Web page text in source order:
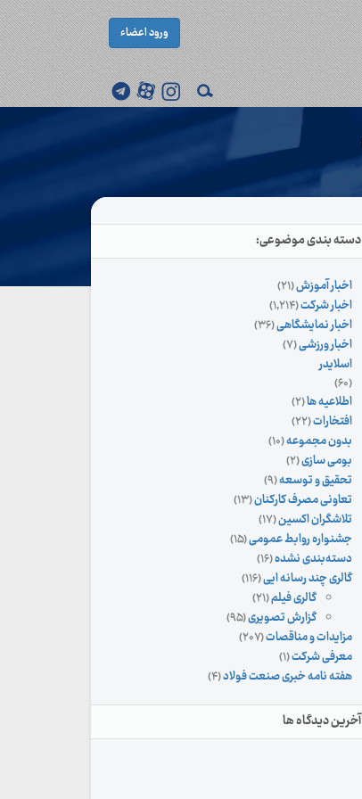
ورود اعضاء
دسته بندی موضوعی:
اخبار آموزش(۲۱)
اخبار شرکت(۱,۲۱۴)
اخبار نمایشگاهی(۳۶)
اخبار ورزشی(۷)
اسلایدر
(۶۰)
اطلاعیه ها(۲)
افتخارات(۲۲)
بدون مجموعه(۱۰)
بومی سازی(۲)
تحقیق و توسعه(۹)
تعاونی مصرف کارکنان(۱۳)
تلاشگران اکسین(۱۷)
جشنواره روابط عمومی(۱۵)
دسته‌بندی نشده(۱۶)
گالری چند رسانه ایی(۱۱۶)
گالری فیلم(۲۱)
گزارش تصویری(۹۵)
مزایدات و مناقصات(۲۰۷)
معرفی شرکت(۱)
هفته نامه خبری صنعت فولاد(۴)
آخرین دیدگاه ها